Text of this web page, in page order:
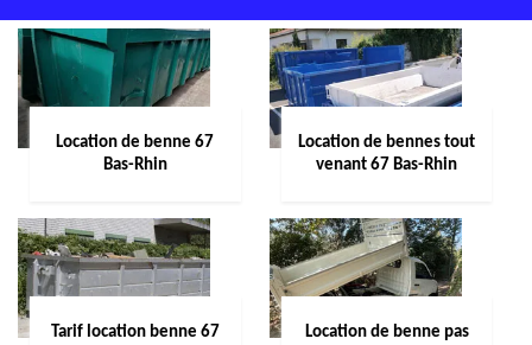
Location de benne 67
Bas-Rhin
Location de bennes tout
venant 67 Bas-Rhin
Tarif location benne 67
Location de benne pas